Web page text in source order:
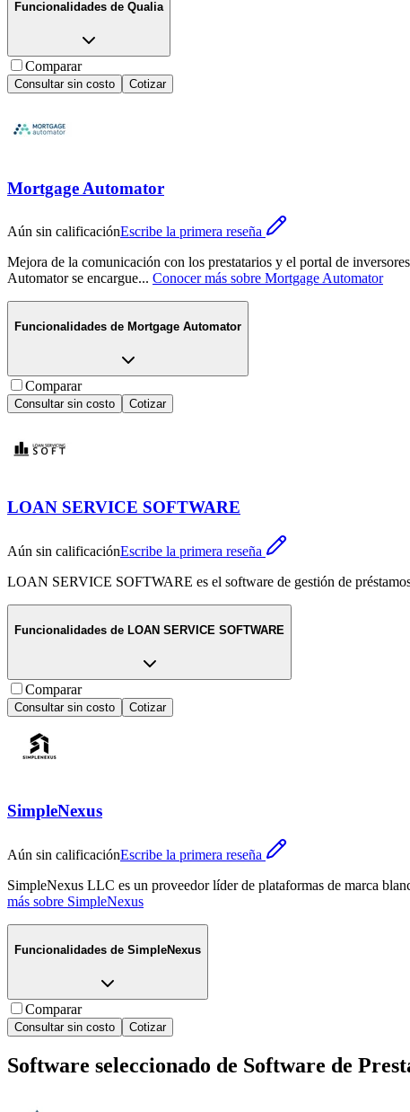
Funcionalidades de Qualia
Comparar
Consultar sin costo Cotizar
Mortgage Automator
Aún sin calificaciónEscribe la primera reseña
Mejora de la comunicación con los prestatarios y el portal de
Automator se encargue... Conocer más sobre Mortgage Automator
Funcionalidades de Mortgage Automator
Comparar
Consultar sin costo Cotizar
LOAN SERVICE SOFTWARE
Aún sin calificaciónEscribe la primera reseña
LOAN SERVICE SOFTWARE es el software de gestión de
Funcionalidades de LOAN SERVICE SOFTWARE
Comparar
Consultar sin costo Cotizar
SimpleNexus
Aún sin calificaciónEscribe la primera reseña
SimpleNexus LLC es un proveedor líder de plataformas de marca
más sobre SimpleNexus
Funcionalidades de SimpleNexus
Comparar
Consultar sin costo Cotizar
Software seleccionado de Software de